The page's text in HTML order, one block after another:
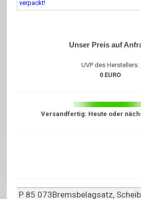
verpackt!
Unser Preis auf
UVP des Herstellers:
0 EURO
Versandfertig: Heute oder
P 85 073Bremsbelagsatz,